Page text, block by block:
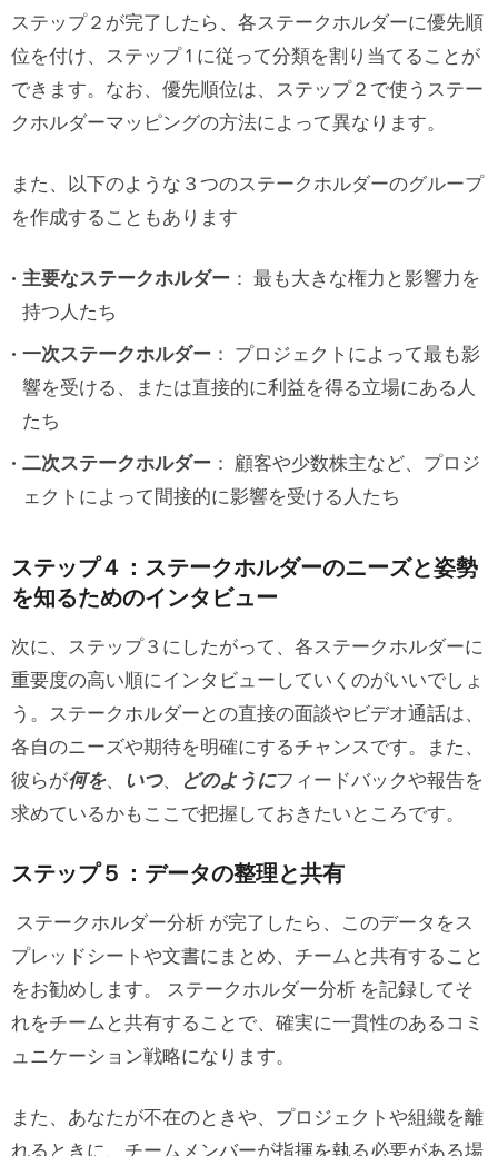
ステップ２が完了したら、各ステークホルダーに優先順
位を付け、ステップ 1 に従って分類を割り当てることが
できます。なお、優先順位は、ステップ２で使うステー
クホルダーマッピングの方法によって異なります。
また、以下のような３つのステークホルダーのグループ
を作成することもあります
主要なステークホルダー ： 最も大きな権力と影響力を
持つ人たち
一次ステークホルダー ： プロジェクトによって最も影
響を受ける、または直接的に利益を得る立場にある人
たち
二次ステークホルダー ： 顧客や少数株主など、プロジ
ェクトによって間接的に影響を受ける人たち
ステップ４：ステークホルダーのニーズと姿勢
を知るためのインタビュー
次に、ステップ３にしたがって、各ステークホルダーに
重要度の高い順にインタビューしていくのがいいでしょ
う。ステークホルダーとの直接の面談やビデオ通話は、
各自のニーズや期待を明確にするチャンスです。また、
彼らが何を、 いつ、 どのようにフィードバックや報告を
求めているかもここで把握しておきたいところです。
ステップ５：データの整理と共有
ステークホルダー分析 が完了したら、このデータをス
プレッドシートや文書にまとめ、チームと共有すること
をお勧めします。 ステークホルダー分析 を記録してそ
れをチームと共有することで、確実に一貫性のあるコミ
ュニケーション戦略になります。
また、あなたが不在のときや、プロジェクトや組織を離